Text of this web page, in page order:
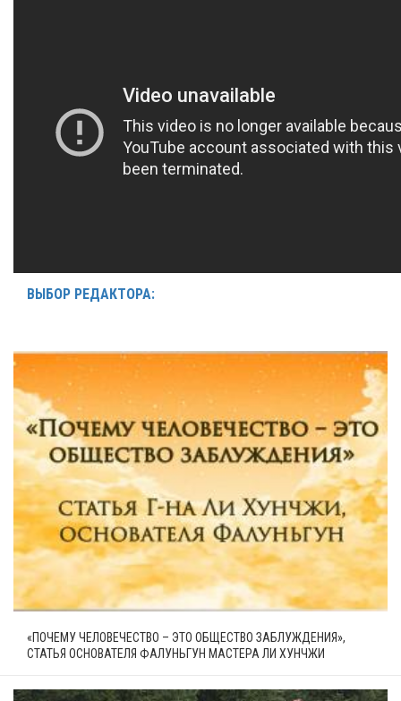
ВЫБОР РЕДАКТОРА:
«ПОЧЕМУ ЧЕЛОВЕЧЕСТВО – ЭТО ОБЩЕСТВО ЗАБЛУЖДЕНИЯ»,
СТАТЬЯ ОСНОВАТЕЛЯ ФАЛУНЬГУН МАСТЕРА ЛИ ХУНЧЖИ